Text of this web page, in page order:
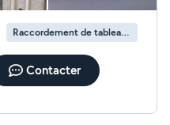
Raccordement de tableau électrique
Contacter